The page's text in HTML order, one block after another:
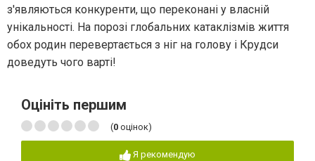
з'являються конкуренти, що переконані у власній
унікальності. На порозі глобальних катаклізмів життя
обох родин перевертається з ніг на голову і Крудси
доведуть чого варті!
Оцініть першим
(0 оцінок)
Я рекомендую